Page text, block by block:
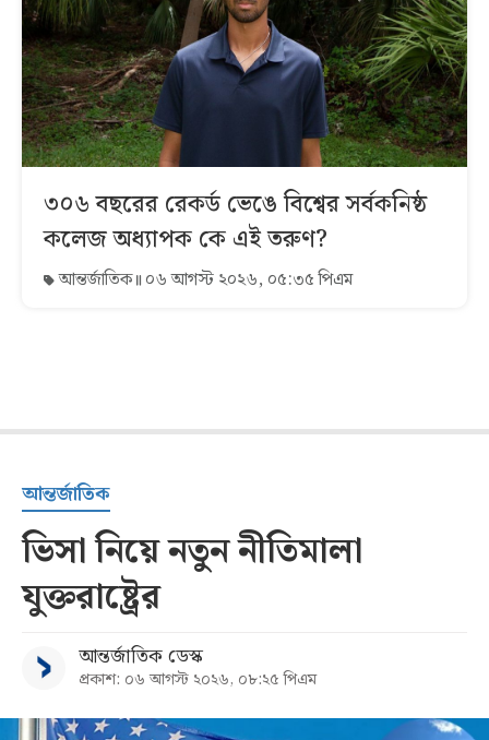
৩০৬ বছরের রেকর্ড ভেঙে বিশ্বের সর্বকনিষ্ঠ
কলেজ অধ্যাপক কে এই তরুণ?
আন্তর্জাতিক ০৬ আগস্ট ২০২৬, ০৫:৩৫ পিএম
আন্তর্জাতিক
ভিসা নিয়ে নতুন নীতিমালা
যুক্তরাষ্ট্রের
আন্তর্জাতিক ডেস্ক
প্রকাশ: ০৬ আগস্ট ২০২৬, ০৮:২৫ পিএম